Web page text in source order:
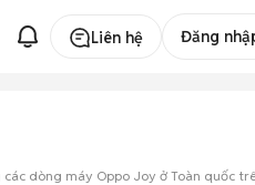
Liên hệ Đăng
dòng máy Oppo Joy ở Toàn quốc